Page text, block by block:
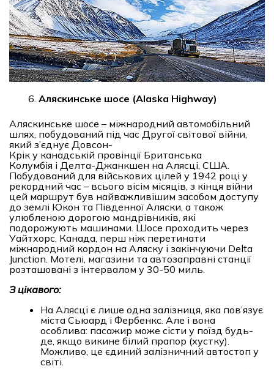
Аляскинське шосе (Alaska Highway)
Аляскинське шосе – міжнародний автомобільний
шлях, побудований під час Другої світової війни,
який з’єднує Довсон-
Крік у канадській провінції Британська
Колумбія і Делта-Джанкшен на Алясці, США.
Побудований для військових цілей у 1942 році у
рекордний час – всього вісім місяців, з кінця війни
цей маршрут був найважливішим засобом доступу
до землі Юкон та Південної Аляски, а також
улюбленою дорогою мандрівників, які
подорожують машинами. Шосе проходить через
Уайтхорс, Канада, перш ніж перетинати
міжнародний кордон на Аляску і закінчуючи Delta
Junction. Мотелі, магазини та автозаправні станції
розташовані з інтервалом у 30-50 миль.
З цікавого:
На Алясці є лише одна залізниця, яка пов’язує
міста Сьюард і Фербенкс. Але і вона
особлива: пасажир може сісти у поїзд будь-
де, якщо викине білий прапор (хустку).
Можливо, це єдиний залізничний автостоп у
світі.